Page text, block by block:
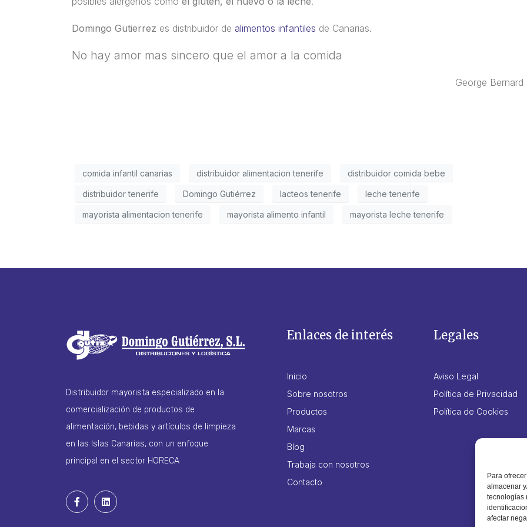
Para
almacenar
tecnologías
afectar
Domingo Gutierrez es distribuidor de alimentos infantiles de Canarias.
No hay amor mas sincero que el amor a la comida
George Bernard
comida infantil canarias distribuidor alimentacion tenerife distribuidor comida bebe
distribuidor tenerife Domingo Gutiérrez lacteos tenerife leche tenerife
mayorista alimentacion tenerife mayorista alimento infantil mayorista leche tenerife
Distribuidor mayorista especializado en la
comercialización de productos de
alimentación, bebidas y artículos de limpieza
en las Islas Canarias, con un enfoque
principal en el sector HORECA
Enlaces de interés
Inicio
Sobre nosotros
Productos
Marcas
Blog
Trabaja con nosotros
Contacto
Legales
Aviso Legal
Política de Privacidad
Política de Cookies